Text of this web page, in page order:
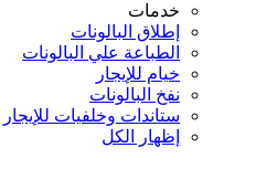
خدمات
إطلاق البالونات
الطباعة علي البالونات
خيام للإيجار
نفخ البالونات
ستاندات وخلفيات للإيجار
إظهار الكل